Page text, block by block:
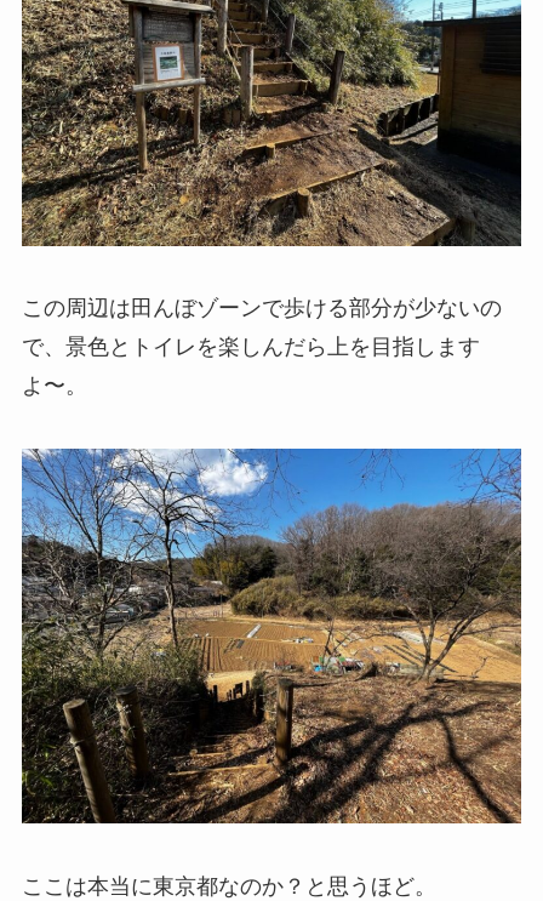
この周辺は田んぼゾーンで歩ける部分が少ないの
で、景色とトイレを楽しんだら上を目指します
よ〜。
ここは本当に東京都なのか？と思うほど。